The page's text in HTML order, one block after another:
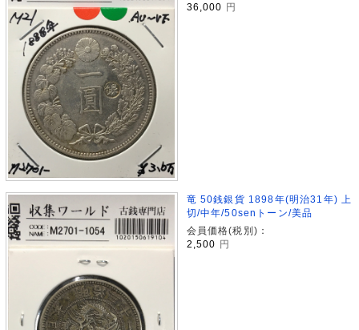
36,000
円
竜 50銭銀貨 1898年(明治31年) 上
切/中年/50senトーン/美品
会員価格(税別)：
2,500 円